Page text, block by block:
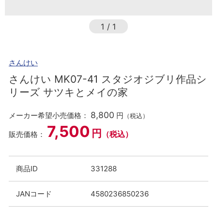
1 / 1
さんけい
さんけい MK07-41 スタジオジブリ作品シ
リーズ サツキとメイの家
メーカー希望小売価格： 8,800 円 （税込）
販売価格： 7,500 円 （税込）
商品ID 331288
JANコード 4580236850236